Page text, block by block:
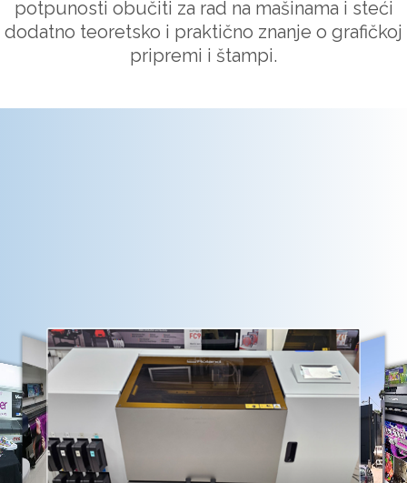
potpunosti obučiti za rad na mašinama i steći
dodatno teoretsko i praktično znanje o grafičkoj
pripremi i štampi.